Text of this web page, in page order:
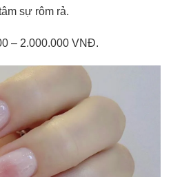
sự rôm rả.
– 2.000.000 VNĐ.